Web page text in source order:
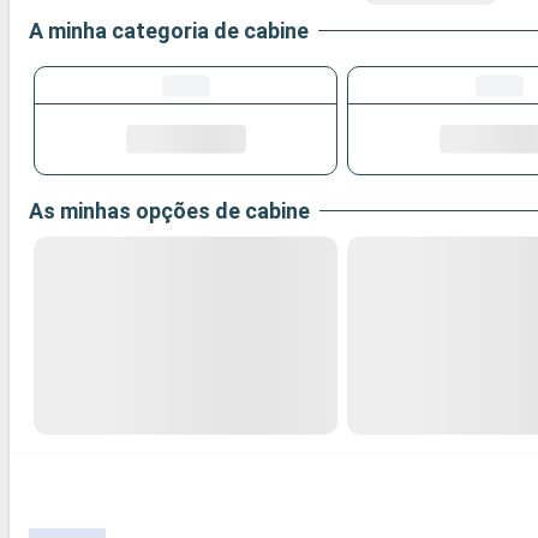
A minha categoria de cabine
As minhas opções de cabine